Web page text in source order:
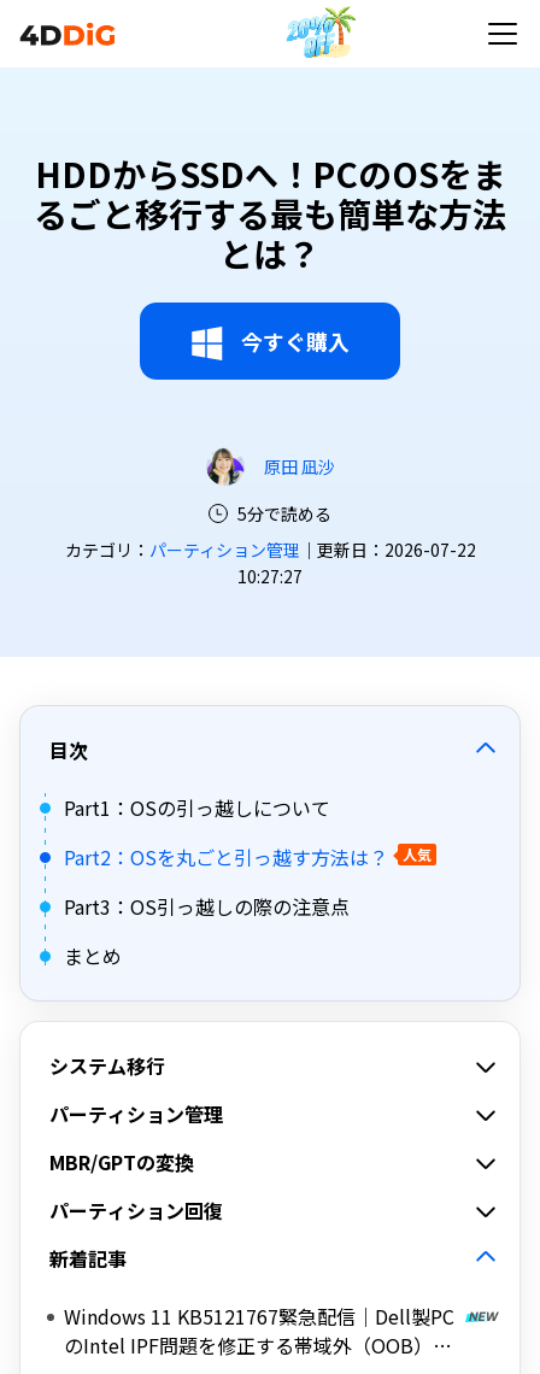
HDDからSSDへ！PCのOSをま
るごと移行する最も簡単な方法
とは？
今すぐ購入
原田 凪沙
5分で読める
カテゴリ： パーティション管理 ｜更新日：2026-07-22
10:27:27
目次
Part1：OSの引っ越しについて
Part2：OSを丸ごと引っ越す方法は？
人気
Part3：OS引っ越しの際の注意点
まとめ
システム移行
パーティション管理
MBR/GPTの変換
パーティション回復
新着記事
Windows 11 KB5121767緊急配信｜Dell製PC
のIntel IPF問題を修正する帯域外（OOB）ア